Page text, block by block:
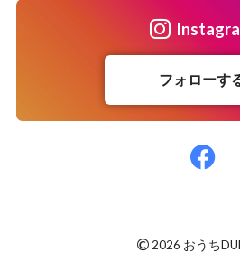
フォローす
© 2026 おうち